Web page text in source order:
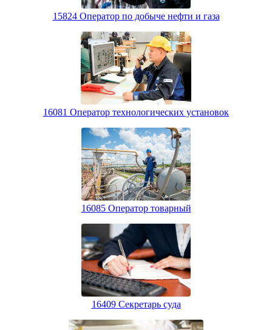
15824 Оператор по добыче нефти и газа
16081 Оператор технологических установок
16085 Оператор товарный
16409 Секретарь суда